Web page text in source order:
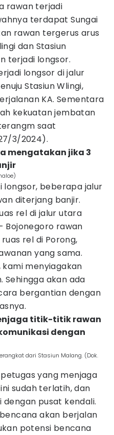
rawan terjadi
terdapat Sungai
rawan tergerus arus
dan Stasiun
terjadi longsor.
longsor di jalur
Stasiun Wlingi,
KA. Sementara
kekuatan jembatan
saat
3/2024).
mengatakan jika 3
longsor, beberapa jalur
diterjang banjir.
rel di jalur utara
Bojonegoro rawan
rel di Porong,
yang sama.
kami menyiagakan
Sehingga akan ada
bergantian dengan
titik-titik rawan
dengan
dari Stasiun Malang. (Dok.
yang menjaga
sudah terlatih, dan
pusat kendali.
akan berjalan
potensi bencana